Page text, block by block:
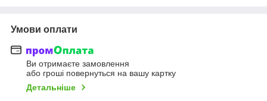
Умови оплати
Ви отримаєте замовлення
або гроші повернуться на вашу картку
Детальніше